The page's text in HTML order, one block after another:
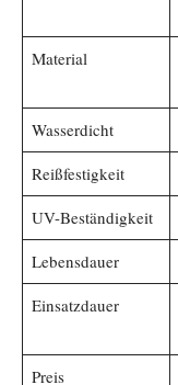
Material
Wasserdicht
Reißfestigkeit
UV-Beständigkeit
Lebensdauer
Einsatzdauer
Preis